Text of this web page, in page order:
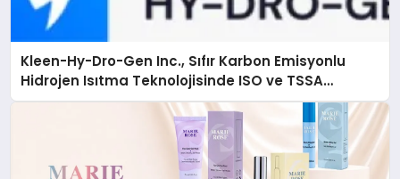
Kleen-Hy-Dro-Gen Inc., Sıfır Karbon Emisyonlu
Hidrojen Isıtma Teknolojisinde ISO ve TSSA
Düzenleyici Onaylarını Aldı